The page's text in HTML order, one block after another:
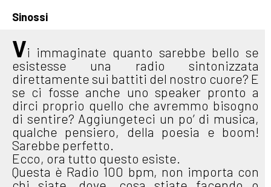
Sinossi
Vi immaginate quanto sarebbe bello se
esistesse una radio sintonizzata
direttamente sui battiti del nostro cuore? E
se ci fosse anche uno speaker pronto a
dirci proprio quello che avremmo bisogno
di sentire? Aggiungeteci un po’ di musica,
qualche pensiero, della poesia e boom!
Sarebbe perfetto.
Ecco, ora tutto questo esiste.
Questa è Radio 100 bpm, non importa con